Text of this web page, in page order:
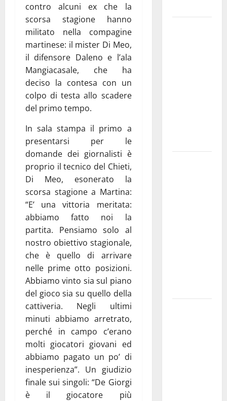
contro alcuni ex che la
scorsa stagione hanno
militato nella compagine
martinese: il mister Di Meo,
il difensore Daleno e l’ala
Mangiacasale, che ha
deciso la contesa con un
colpo di testa allo scadere
del primo tempo.
In sala stampa il primo a
presentarsi per le
domande dei giornalisti è
proprio il tecnico del Chieti,
Di Meo, esonerato la
scorsa stagione a Martina:
“E’ una vittoria meritata:
abbiamo fatto noi la
partita. Pensiamo solo al
nostro obiettivo stagionale,
che è quello di arrivare
nelle prime otto posizioni.
Abbiamo vinto sia sul piano
del gioco sia su quello della
cattiveria. Negli ultimi
minuti abbiamo arretrato,
perché in campo c’erano
molti giocatori giovani ed
abbiamo pagato un po’ di
inesperienza”. Un giudizio
finale sui singoli: “De Giorgi
è il giocatore più